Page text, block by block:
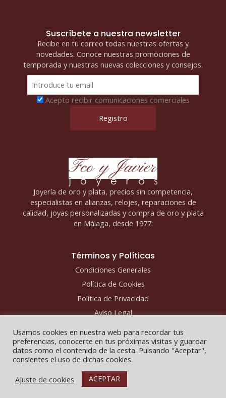
Suscríbete a nuestra newsletter
Recibe en tu correo todas nuestras ofertas y
novedades. Conoce nuestras promociones de
temporada y nuestras nuevas colecciones y consejos.
Acepto recibir comunicaciones comerciales
Joyería de oro y plata, precios sin competencia,
especialistas en alianzas, relojes, reparaciones de
calidad, joyas personalizadas y compra de oro y plata
en Málaga, desde 1977.
Términos y Políticas
Condiciones Generales
Política de Cookies
Política de Privacidad
Aviso Legal
Copyright © 2026 - Fco y Javier Joyeros
Usamos cookies en nuestra web para recordar tus
preferencias, conocerte en tus próximas visitas y guardar
datos como el contenido de la cesta. Pulsando "Aceptar",
consientes el uso de dichas cookies.
Ajuste de cookies
ACEPTAR